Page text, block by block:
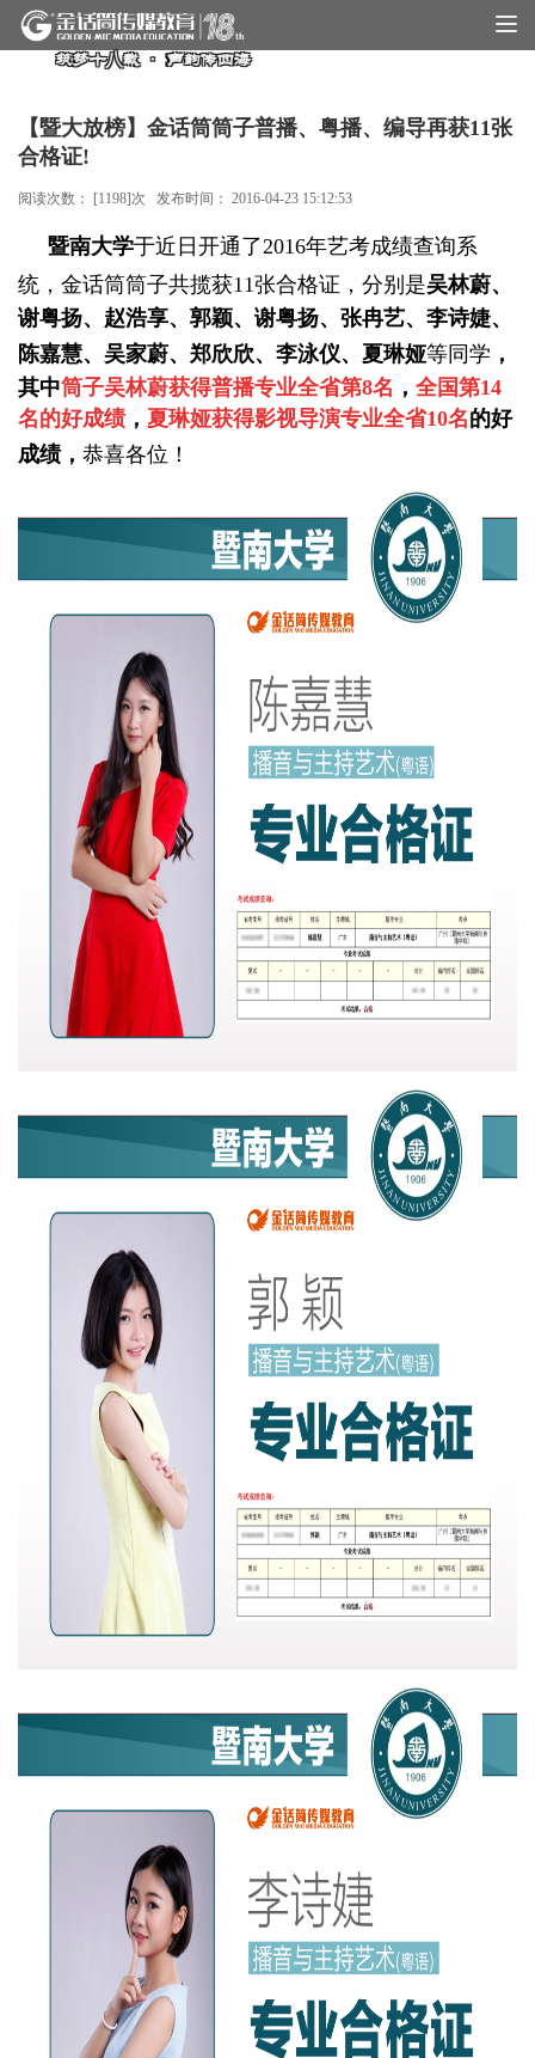
筑梦十八载 · 声韵传四海
【暨大放榜】金话筒筒子普播、粤播、编导再获11张
合格证!
阅读次数： [1198]次 发布时间： 2016-04-23 15:12:53
暨南大学于近日开通了2016年艺考成绩查询系
统， 金话筒筒子共揽获11张合格证， 分别是吴林蔚、
谢粤扬、赵浩享、郭颖、谢粤扬、张冉艺、李诗婕、
陈嘉慧、吴家蔚、郑欣欣、李泳仪、夏琳娅等同学 ，
其中筒子吴林蔚获得普播专业全省第8名 ， 全国第14
名的好成绩， 夏琳娅获得影视导演专业全省10名的好
成绩， 恭喜各位！